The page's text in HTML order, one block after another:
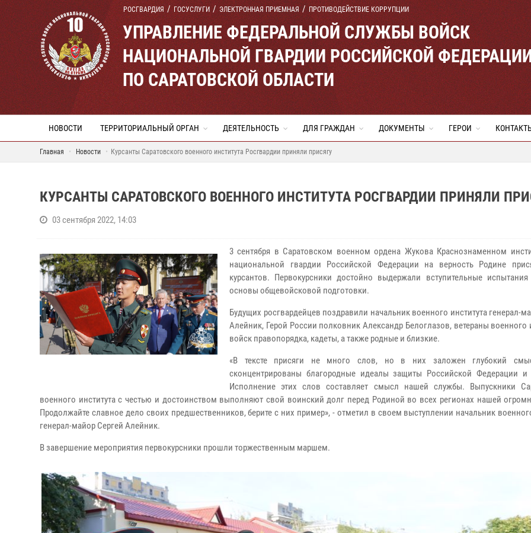
РОСГВАРДИЯ ГОСУСЛУГИ ЭЛЕКТРОННАЯ ПРИЕМНАЯ ПРОТИВОДЕЙСТВИЕ КОРРУПЦИИ
УПРАВЛЕНИЕ ФЕДЕРАЛЬНОЙ СЛУЖБЫ ВОЙСК
НАЦИОНАЛЬНОЙ ГВАРДИИ РОССИЙСКОЙ
ПО САРАТОВСКОЙ ОБЛАСТИ
НОВОСТИ ТЕРРИТОРИАЛЬНЫЙ ОРГАН ДЕЯТЕЛЬНОСТЬ ДЛЯ ГРАЖДАН ДОКУМЕНТЫ ГЕРОИ
Главная Новости Курсанты Саратовского военного института Росгвардии приняли присягу
КУРСАНТЫ САРАТОВСКОГО ВОЕННОГО ИНСТИТУТА РОСГВАРДИИ ПРИНЯЛИ
03 сентября 2022, 14:03
3 сентября в Саратовском военном ордена Жукова Краснознаменном
национальной гвардии Российской Федерации на верность Родине
курсантов. Первокурсники достойно выдержали вступительные
основы общевойсковой подготовки.
Будущих росгвардейцев поздравили начальник военного института генерал-
Алейник, Герой России полковник Александр Белоглазов, ветераны военного
войск правопорядка, кадеты, а также родные и близкие.
«В тексте присяги не много слов, но в них заложен глубокий
сконцентрированы благородные идеалы защиты Российской Федерации и
Исполнение этих слов составляет смысл нашей службы. Выпускники
военного института с честью и достоинством выполняют свой воинский долг перед Родиной во всех регионах нашей
Продолжайте славное дело своих предшественников, берите с них пример», - отметил в своем выступлении начальник
генерал-майор Сергей Алейник.
В завершение мероприятия первокурсники прошли торжественным маршем.